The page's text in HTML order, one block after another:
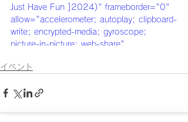
Just Have Fun ]2024)" frameborder="0"
allow="accelerometer; autoplay; clipboard-
write; encrypted-media; gyroscope;
picture-in-picture; web-share"
origin" allowfullscreen></iframe>
イベント